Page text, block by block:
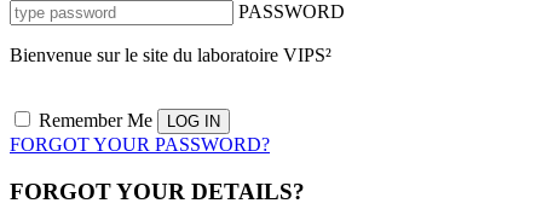
PASSWORD
Bienvenue sur le site du laboratoire VIPS²
Remember Me
FORGOT YOUR PASSWORD?
FORGOT YOUR DETAILS?